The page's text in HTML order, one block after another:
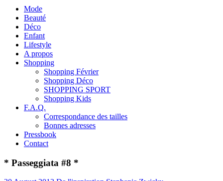
Mode
Beauté
Déco
Enfant
Lifestyle
A propos
Shopping
Shopping Février
Shopping Déco
SHOPPING SPORT
Shopping Kids
F.A.Q.
Correspondance des tailles
Bonnes adresses
Pressbook
Contact
* Passeggiata #8 *